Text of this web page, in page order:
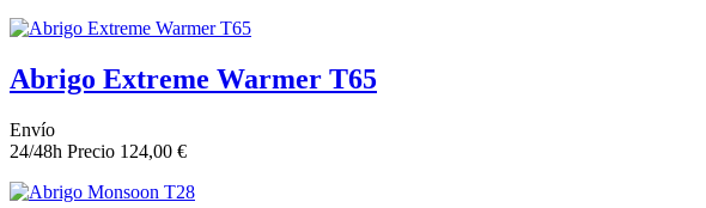
Abrigo Extreme Warmer T65
Envío
24/48h Precio 124,00 €